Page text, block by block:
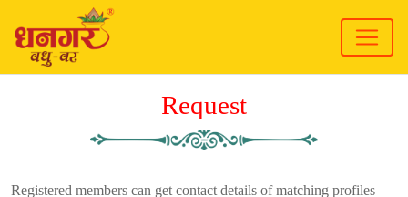
Request
Registered members can get contact details of matching profiles